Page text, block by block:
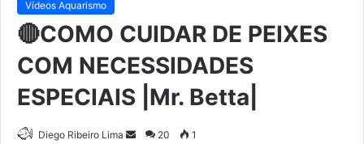
Vídeos Aquarismo
🔴COMO CUIDAR DE PEIXES
COM NECESSIDADES
ESPECIAIS |Mr. Betta|
Diego Ribeiro Lima
Mande
20 1